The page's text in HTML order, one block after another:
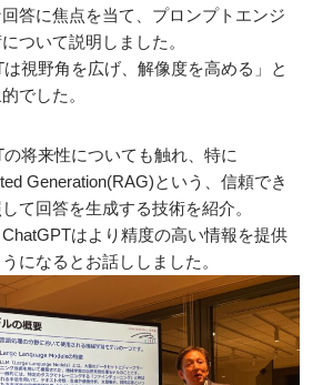
答に焦点を当て、プロンプトエンジ
ついて説明しました。
視野角を広げ、解像度を高める」と
でした。
将来性についても触れ、特に
Generation(RAG)という、信頼でき
て回答を生成する技術を紹介。
はより精度の高い情報を提供
になるとお話ししました。